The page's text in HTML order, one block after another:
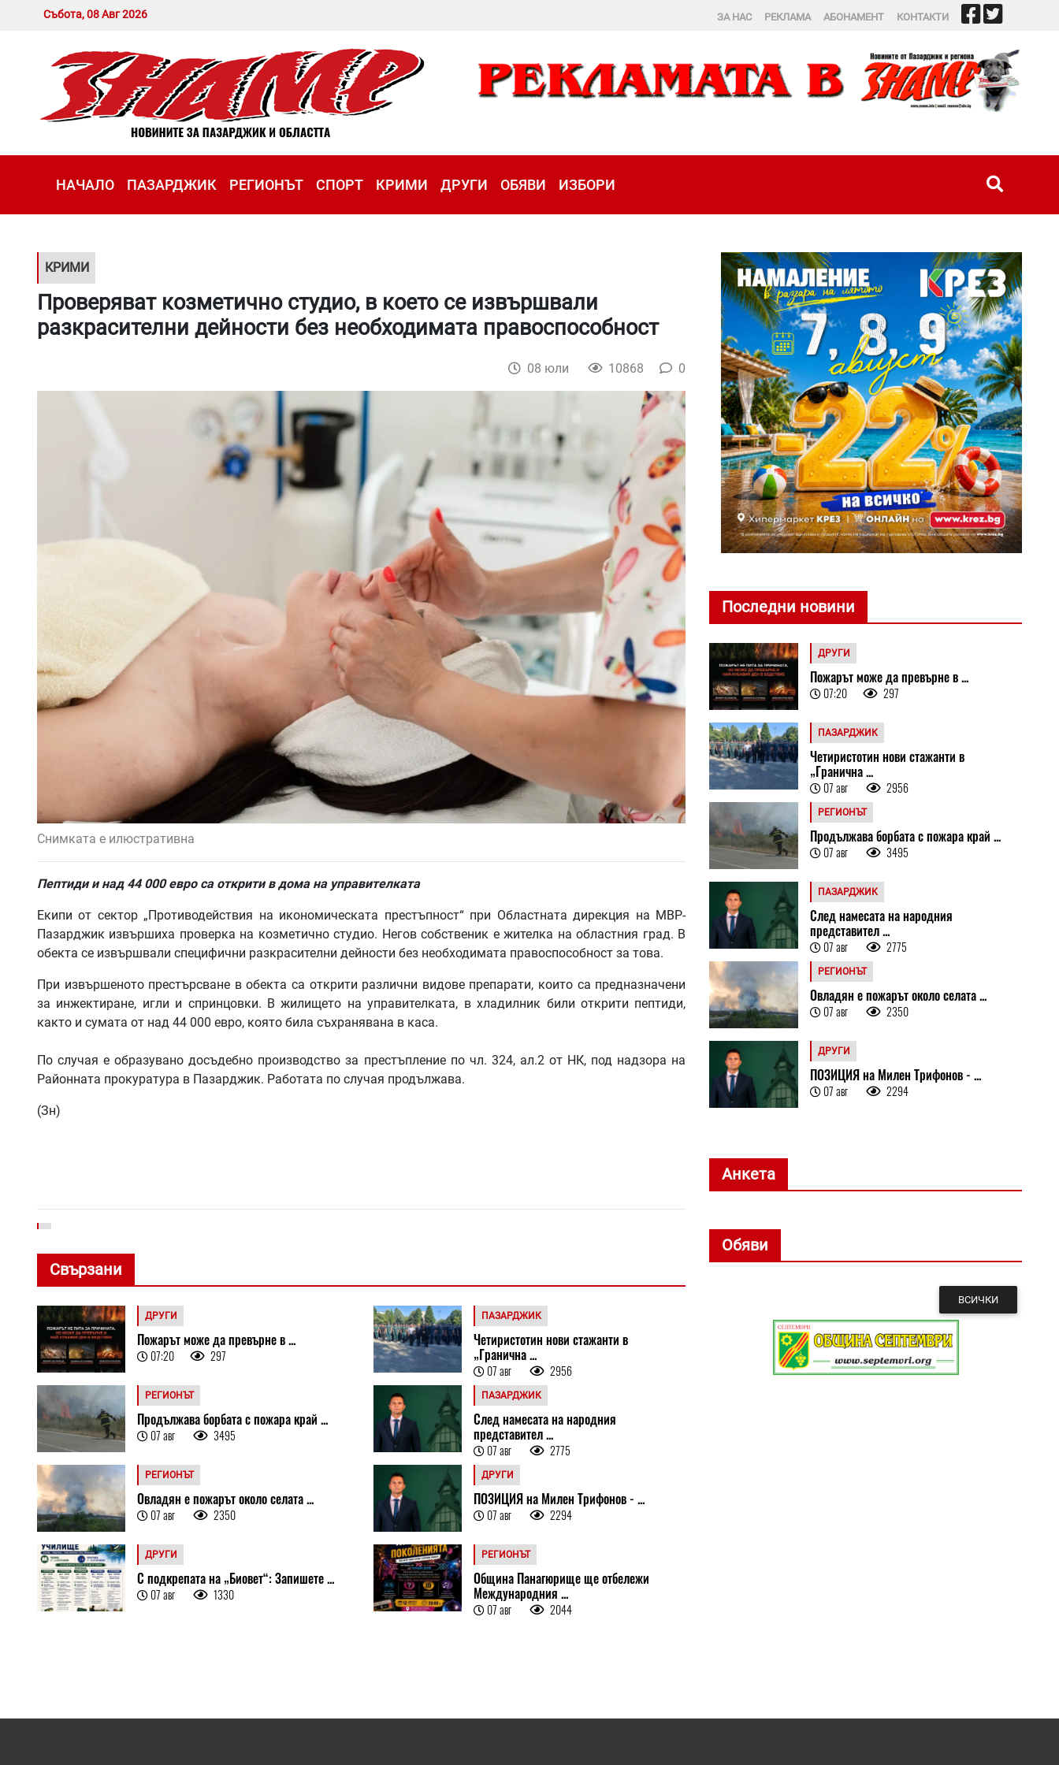
Събота, 08 Авг 2026 ЗА НАС РЕКЛАМА АБОНАМЕНТ КОНТАКТИ
НАЧАЛО ПАЗАРДЖИК РЕГИОНЪТ СПОРТ КРИМИ ДРУГИ ОБЯВИ ИЗБОРИ
КРИМИ
Проверяват козметично студио, в което се извършвали
разкрасителни дейности без необходимата правоспособност
08 юли 10868 0
Снимката е илюстративна
Пептиди и над 44 000 евро са открити в дома на управителката
Екипи от сектор „Противодействия на икономическата престъпност“ при Областната дирекция на МВР-
Пазарджик извършиха проверка на козметично студио. Негов собственик е жителка на областния град. В
обекта се извършвали специфични разкрасителни дейности без необходимата правоспособност за това.
При извършеното престърсване в обекта са открити различни видове препарати, които са предназначени
за инжектиране, игли и спринцовки. В жилището на управителката, в хладилник били открити пептиди,
както и сумата от над 44 000 евро, която била съхранявана в каса.
По случая е образувано досъдебно производство за престъпление по чл. 324, ал.2 от НК, под надзора на
Районната прокуратура в Пазарджик. Работата по случая продължава.
(Зн)
Свързани
ДРУГИ
Пожарът може да превърне в ...
07:20 297
ПАЗАРДЖИК
Четиристотин нови стажанти в
„Гранична ...
07 авг 2956
РЕГИОНЪТ
Продължава борбата с пожара край ...
07 авг 3495
ПАЗАРДЖИК
След намесата на народния
представител ...
07 авг 2775
РЕГИОНЪТ
Овладян е пожарът около селата ...
07 авг 2350
ДРУГИ
ПОЗИЦИЯ на Милен Трифонов - ...
07 авг 2294
ДРУГИ
С подкрепата на „Биовет“: Запишете ...
07 авг 1330
РЕГИОНЪТ
Община Панагюрище ще отбележи
Международния ...
07 авг 2044
Последни новини
ДРУГИ
Пожарът може да превърне в ...
07:20 297
ПАЗАРДЖИК
Четиристотин нови стажанти в
„Гранична ...
07 авг 2956
РЕГИОНЪТ
Продължава борбата с пожара край ...
07 авг 3495
ПАЗАРДЖИК
След намесата на народния
представител ...
07 авг 2775
РЕГИОНЪТ
Овладян е пожарът около селата ...
07 авг 2350
ДРУГИ
ПОЗИЦИЯ на Милен Трифонов - ...
07 авг 2294
Анкета
Обяви
ВСИЧКИ